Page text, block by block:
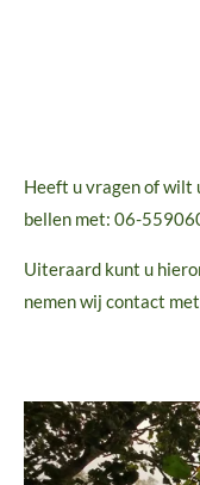
Heeft u vragen of wilt
bellen met: 06-
Uiteraard kunt u
nemen wij contact